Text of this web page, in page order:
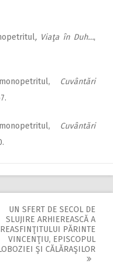
, Viaţa în Duh…,
Cuvântări
Cuvântări
UN SFERT DE SECOL DE
SLUJIRE ARHIEREASCĂ A
PĂRINTE
VINCENŢIU, EPISCOPUL
ŞI CĂLĂRAŞILOR